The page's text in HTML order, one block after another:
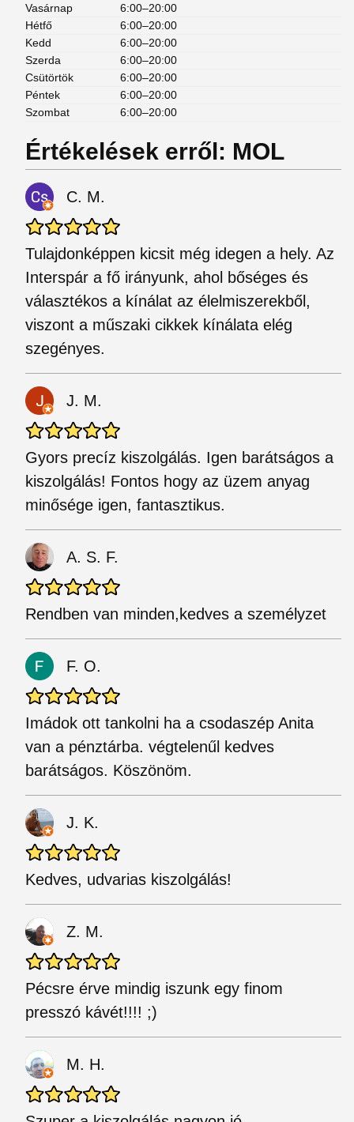
Vasárnap
6:00–20:00
Hétfő
6:00–20:00
Kedd
6:00–20:00
Szerda
6:00–20:00
Csütörtök
6:00–20:00
Péntek
6:00–20:00
Szombat
6:00–20:00
Értékelések erről: MOL
C. M.
Tulajdonképpen kicsit még idegen a hely. Az
Interspár a fő irányunk, ahol bőséges és
választékos a kínálat az élelmiszerekből,
viszont a műszaki cikkek kínálata elég
szegényes.
J. M.
Gyors precíz kiszolgálás. Igen barátságos a
kiszolgálás! Fontos hogy az üzem anyag
minősége igen, fantasztikus.
A. S. F.
Rendben van minden,kedves a személyzet
F. O.
Imádok ott tankolni ha a csodaszép Anita
van a pénztárba. végtelenűl kedves
barátságos. Köszönöm.
J. K.
Kedves, udvarias kiszolgálás!
Z. M.
Pécsre érve mindig iszunk egy finom
presszó kávét!!!! ;)
M. H.